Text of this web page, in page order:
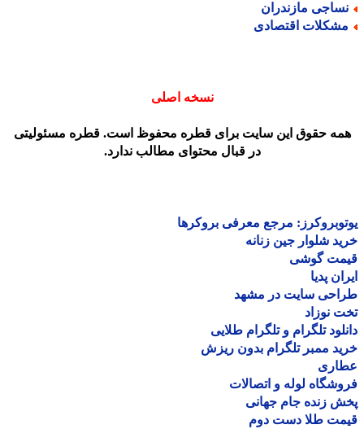
مازندران
اقتصادی
نسخه اصلی
حقوق این سایت برای قطره محفوظ است. قطره مسئولیتی
در قبال محتوای مطالب ندارد.
مرجع معرفی بروکرها
شلوار جین زنانه
گوشی
پدیا
سایت در مشهد
نوزاد
تلگرام و تلگرام طلایی
ممبر تلگرام بدون ریزش
لوله و اتصالات
زنده جام جهانی
طلا دست دوم